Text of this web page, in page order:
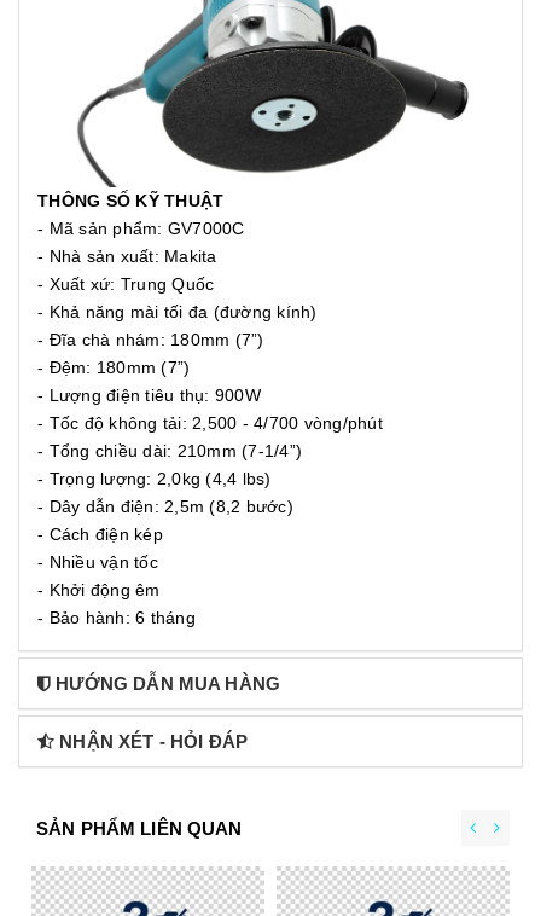
THÔNG SỐ KỸ THUẬT
- Mã sản phẩm: GV7000C
- Nhà sản xuất: Makita
- Xuất xứ: Trung Quốc
- Khả năng mài tối đa (đường kính)
- Đĩa chà nhám: 180mm (7”)
- Đệm: 180mm (7”)
- Lượng điện tiêu thụ: 900W
- Tốc độ không tải: 2,500 - 4/700 vòng/phút
- Tổng chiều dài: 210mm (7-1/4”)
- Trọng lượng: 2,0kg (4,4 lbs)
- Dây dẫn điện: 2,5m (8,2 bước)
- Cách điện kép
- Nhiều vận tốc
- Khởi động êm
- Bảo hành: 6 tháng
HƯỚNG DẪN MUA HÀNG
NHẬN XÉT - HỎI ĐÁP
SẢN PHẨM LIÊN QUAN